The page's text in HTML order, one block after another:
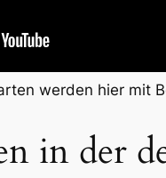
werden hier mit
in der